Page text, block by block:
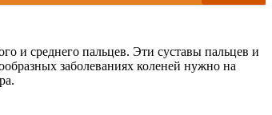
и среднего пальцев. Эти суставы пальцев и
заболеваниях коленей нужно на